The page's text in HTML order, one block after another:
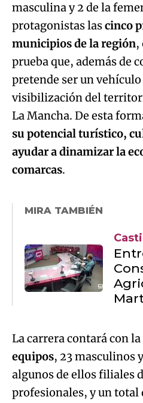
masculina y 2 de la
protagonistas lascinco
municipios de la región,
prueba que, además de
pretende ser un
visibilización del
La Mancha. De esta
su potencial turístico,
ayudar a dinamizar la
comarcas.
MIRA TAMBIÉN
La carrera contará con
equipos, 23 masculinos
algunos de ellos filiales
profesionales, y un total